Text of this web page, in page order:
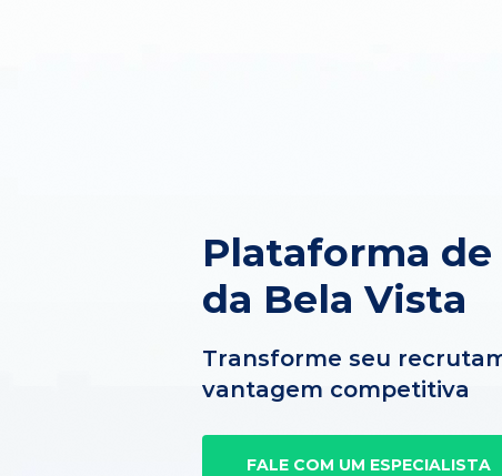
Plataforma de
da Bela Vista
Transforme seu
vantagem competitiva
FALE COM UM ESPECIALISTA